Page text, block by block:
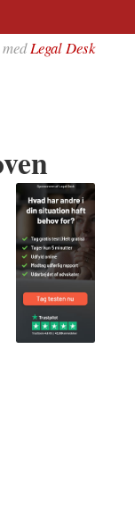
medLegal Desk